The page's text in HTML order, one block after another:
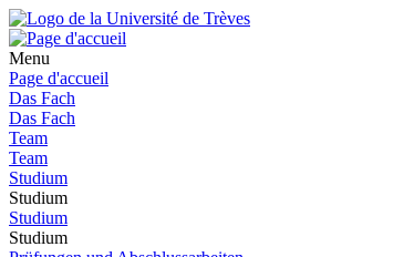
Menu
Page d'accueil
Das Fach
Das Fach
Team
Team
Studium
Studium
Studium
Studium